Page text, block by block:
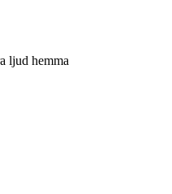
ljud hemma